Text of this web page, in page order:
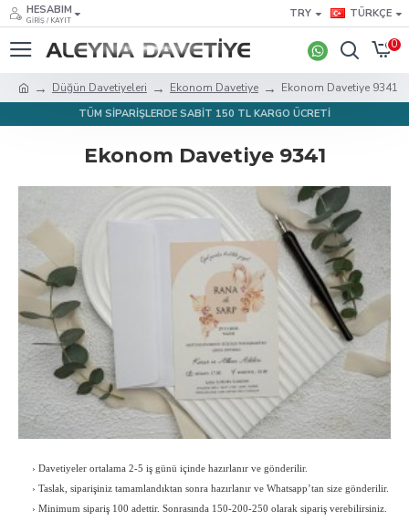
HESABIM
GIRIŞ / KAYIT
TRY TÜRKÇE
0
Düğün Davetiyeleri Ekonom Davetiye Ekonom Davetiye 9341
TÜM SİPARİŞLERDE SABİT 150 TL KARGO ÜCRETİ
Ekonom Davetiye 9341
› Davetiyeler ortalama 2-5 iş günü içinde hazırlanır ve gönderilir.
› Taslak, siparişiniz tamamlandıktan sonra hazırlanır ve Whatsapp’tan size gönderilir.
› Minimum sipariş 100 adettir. Sonrasında 150-200-250 olarak sipariş verebilirsiniz.